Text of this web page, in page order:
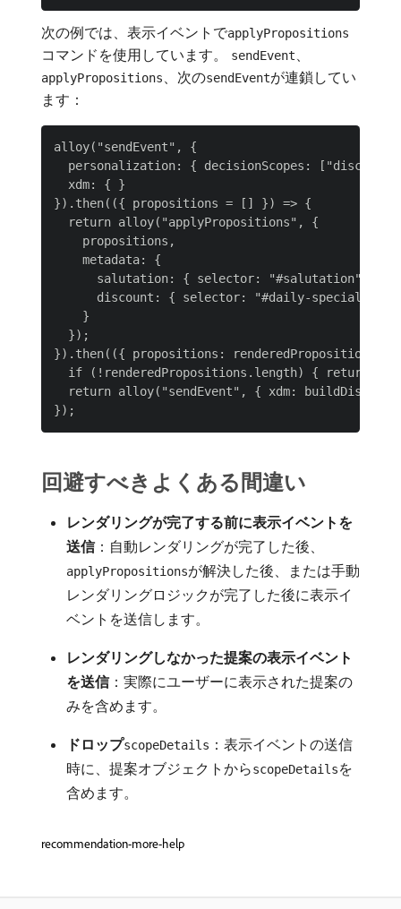
次の例では、表示イベントでapplyPropositions
コマンドを使用しています。 sendEvent、
applyPropositions、次のsendEventが連鎖してい
ます：
alloy("sendEvent", {
personalization: { decisionScopes:
  xdm: { }
}).then(({ propositions = [] }) => {
  return alloy("applyPropositions", {
    propositions,
    metadata: {
salutation: { selector: "#salutation",
discount: { selector: "#daily-special",
    }
  });
}).then(({ propositions: renderedPropositions
  if (!renderedPropositions.length) { return; }
return alloy("sendEvent", { xdm:
回避すべきよくある間違い
レンダリングが完了する前に表示イベントを
送信：自動レンダリングが完了した後、
applyPropositionsが解決した後、または手動
レンダリングロジックが完了した後に表示イ
ベントを送信します。
レンダリングしなかった提案の表示イベント
を送信：実際にユーザーに表示された提案の
みを含めます。
ドロップscopeDetails ：表示イベントの送信
時に、提案オブジェクトからscopeDetailsを
含めます。
recommendation-more-help